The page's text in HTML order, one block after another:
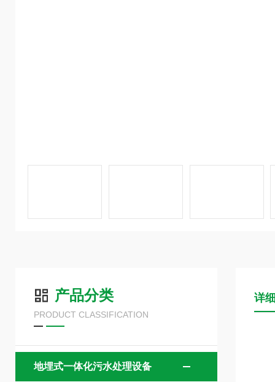
产品分类
PRODUCT CLASSIFICATION
地埋式一体化污水处理设备
详